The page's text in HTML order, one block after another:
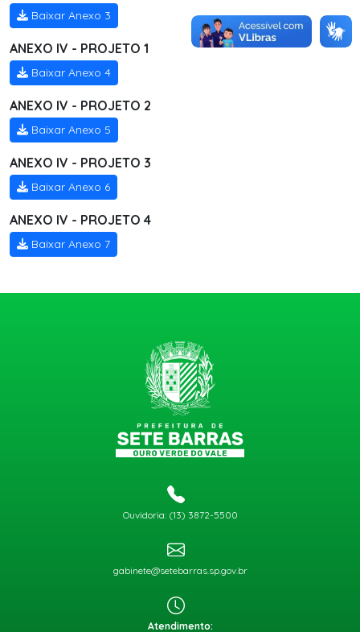
Baixar Anexo 3
ANEXO IV - PROJETO 1
Baixar Anexo 4
ANEXO IV - PROJETO 2
Baixar Anexo 5
ANEXO IV - PROJETO 3
Baixar Anexo 6
ANEXO IV - PROJETO 4
Baixar Anexo 7
Ouvidoria: (13) 3872-5500
gabinete@setebarras.sp.gov.br
Atendimento: